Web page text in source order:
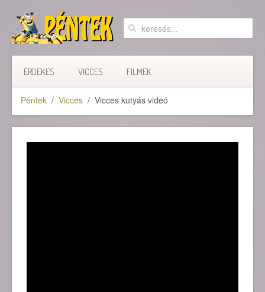
ÉRDEKES VICCES FILMEK
Péntek Vicces Vicces kutyás videó